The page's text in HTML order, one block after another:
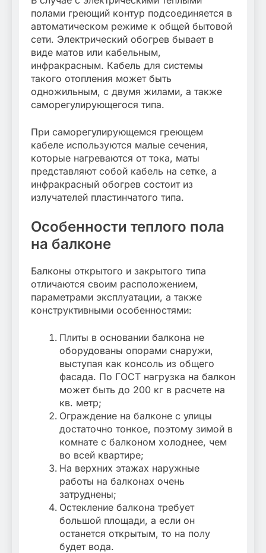
полами греющий контур подсоединяется в
автоматическом режиме к общей бытовой
сети. Электрический обогрев бывает в
виде матов или кабельным,
инфракрасным. Кабель для системы
такого отопления может быть
одножильным, с двумя жилами, а также
саморегулирующегося типа.
При саморегулирующемся греющем
кабеле используются малые сечения,
которые нагреваются от тока, маты
представляют собой кабель на сетке, а
инфракрасный обогрев состоит из
излучателей пластинчатого типа.
Особенности теплого пола
на балконе
Балконы открытого и закрытого типа
отличаются своим расположением,
параметрами эксплуатации, а также
конструктивными особенностями:
Плиты в основании балкона не
оборудованы опорами снаружи,
выступая как консоль из общего
фасада. По ГОСТ нагрузка на балкон
может быть до 200 кг в расчете на
кв. метр;
Ограждение на балконе с улицы
достаточно тонкое, поэтому зимой в
комнате с балконом холоднее, чем
во всей квартире;
На верхних этажах наружные
работы на балконах очень
затруднены;
Остекление балкона требует
большой площади, а если он
останется открытым, то на полу
будет вода.